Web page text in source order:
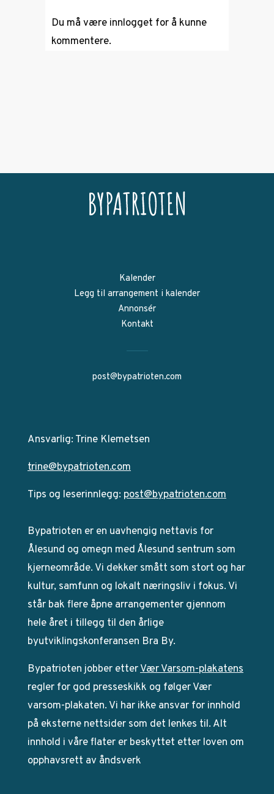
Du må være innlogget for å kunne
kommentere.
Kalender
Legg til arrangement i kalender
Annonsér
Kontakt
post@bypatrioten.com
Ansvarlig: Trine Klemetsen
trine@bypatrioten.com
Tips og leserinnlegg: post@bypatrioten.com
Bypatrioten er en uavhengig nettavis for
Ålesund og omegn med Ålesund sentrum som
kjerneområde. Vi dekker smått som stort og har
kultur, samfunn og lokalt næringsliv i fokus. Vi
står bak flere åpne arrangementer gjennom
hele året i tillegg til den årlige
byutviklingskonferansen Bra By.
Bypatrioten jobber etterVær Varsom-plakatens
regler for god presseskikk og følger Vær
varsom-plakaten. Vi har ikke ansvar for innhold
på eksterne nettsider som det lenkes til. Alt
innhold i våre flater er beskyttet etter loven om
opphavsrett av åndsverk